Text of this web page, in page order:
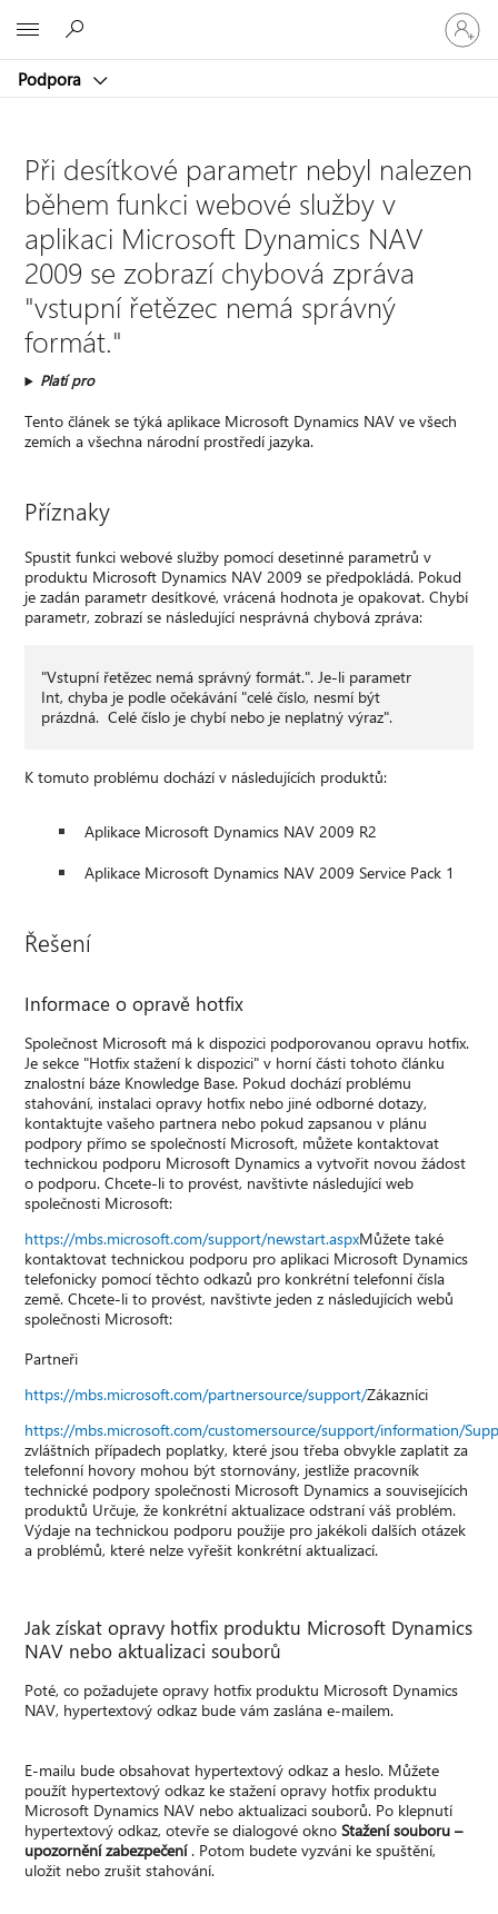
Podpora
Přihlaste
se
ke
účtu
Při desítkové parametr nebyl nalezen
během funkci webové služby v
aplikaci Microsoft Dynamics NAV
2009 se zobrazí chybová zpráva
"vstupní řetězec nemá správný
formát."
Platí pro
Tento článek se týká aplikace Microsoft Dynamics NAV ve všech
zemích a všechna národní prostředí jazyka.
Příznaky
Spustit funkci webové služby pomocí desetinné parametrů v
produktu Microsoft Dynamics NAV 2009 se předpokládá. Pokud
je zadán parametr desítkové, vrácená hodnota je opakovat. Chybí
parametr, zobrazí se následující nesprávná chybová zpráva:
"Vstupní řetězec nemá správný formát.". Je-li parametr
Int, chyba je podle očekávání "celé číslo, nesmí být
prázdná. Celé číslo je chybí nebo je neplatný výraz".
K tomuto problému dochází v následujících produktů:
Aplikace Microsoft Dynamics NAV 2009 R2
Aplikace Microsoft Dynamics NAV 2009 Service Pack 1
Řešení
Informace o opravě hotfix
Společnost Microsoft má k dispozici podporovanou opravu hotfix.
Je sekce "Hotfix stažení k dispozici" v horní části tohoto článku
znalostní báze Knowledge Base. Pokud dochází problému
stahování, instalaci opravy hotfix nebo jiné odborné dotazy,
kontaktujte vašeho partnera nebo pokud zapsanou v plánu
podpory přímo se společností Microsoft, můžete kontaktovat
technickou podporu Microsoft Dynamics a vytvořit novou žádost
o podporu. Chcete-li to provést, navštivte následující web
společnosti Microsoft:
https://mbs.microsoft.com/support/newstart.aspxMůžete také
kontaktovat technickou podporu pro aplikaci Microsoft Dynamics
telefonicky pomocí těchto odkazů pro konkrétní telefonní čísla
země. Chcete-li to provést, navštivte jeden z následujících webů
společnosti Microsoft:
Partneři
https://mbs.microsoft.com/partnersource/support/Zákazníci
https://mbs.microsoft.com/customersource/support/information/
zvláštních případech poplatky, které jsou třeba obvykle zaplatit za
telefonní hovory mohou být stornovány, jestliže pracovník
technické podpory společnosti Microsoft Dynamics a souvisejících
produktů Určuje, že konkrétní aktualizace odstraní váš problém.
Výdaje na technickou podporu použije pro jakékoli dalších otázek
a problémů, které nelze vyřešit konkrétní aktualizací.
Jak získat opravy hotfix produktu Microsoft Dynamics
NAV nebo aktualizaci souborů
Poté, co požadujete opravy hotfix produktu Microsoft Dynamics
NAV, hypertextový odkaz bude vám zaslána e-mailem.
E-mailu bude obsahovat hypertextový odkaz a heslo. Můžete
použít hypertextový odkaz ke stažení opravy hotfix produktu
Microsoft Dynamics NAV nebo aktualizaci souborů. Po klepnutí
hypertextový odkaz, otevře se dialogové oknoStažení souboru –
upozornění zabezpečení. Potom budete vyzváni ke spuštění,
uložit nebo zrušit stahování.